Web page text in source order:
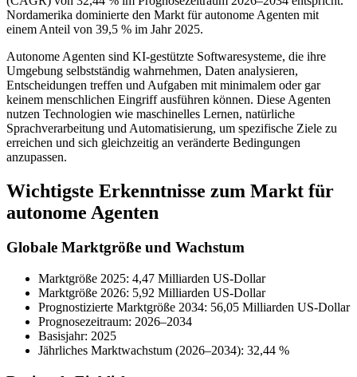
Nordamerika dominierte den Markt für autonome Agenten mit
einem Anteil von 39,5 % im Jahr 2025.
Autonome Agenten sind KI-gestützte Softwaresysteme, die ihre
Umgebung selbstständig wahrnehmen, Daten analysieren,
Entscheidungen treffen und Aufgaben mit minimalem oder gar
keinem menschlichen Eingriff ausführen können. Diese Agenten
nutzen Technologien wie maschinelles Lernen, natürliche
Sprachverarbeitung und Automatisierung, um spezifische Ziele zu
erreichen und sich gleichzeitig an veränderte Bedingungen
anzupassen.
Wichtigste Erkenntnisse zum Markt für
autonome Agenten
Globale Marktgröße und Wachstum
Marktgröße 2025: 4,47 Milliarden US-Dollar
Marktgröße 2026: 5,92 Milliarden US-Dollar
Prognostizierte Marktgröße 2034: 56,05 Milliarden US-Dollar
Prognosezeitraum: 2026–2034
Basisjahr: 2025
Jährliches Marktwachstum (2026–2034): 32,44 %